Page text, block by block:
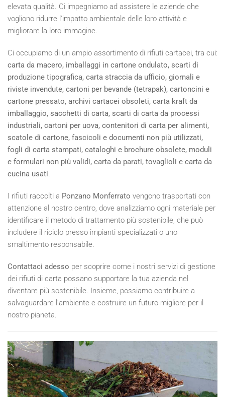
elevata qualità. Ci impegniamo ad assistere le aziende che
vogliono ridurre l'impatto ambientale delle loro attività e
migliorare la loro immagine.
Ci occupiamo di un ampio assortimento di rifiuti cartacei, tra cui:
carta da macero, imballaggi in cartone ondulato, scarti di
produzione tipografica, carta straccia da ufficio, giornali e
riviste invendute, cartoni per bevande (tetrapak), cartoncini e
cartone pressato, archivi cartacei obsoleti, carta kraft da
imballaggio, sacchetti di carta, scarti di carta da processi
industriali, cartoni per uova, contenitori di carta per alimenti,
scatole di cartone, fascicoli e documenti non più utilizzati,
fogli di carta stampati, cataloghi e brochure obsolete, moduli
e formulari non più validi, carta da parati, tovaglioli e carta da
cucina usati.
I rifiuti raccolti a Ponzano Monferrato vengono trasportati con
attenzione al nostro centro, dove analizziamo ogni materiale per
identificare il metodo di trattamento più sostenibile, che può
includere il riciclo presso impianti specializzati o uno
smaltimento responsabile.
Contattaci adesso per scoprire come i nostri servizi di gestione
dei rifiuti di carta possano supportare la tua azienda nel
diventare più sostenibile. Insieme, possiamo contribuire a
salvaguardare l'ambiente e costruire un futuro migliore per il
nostro pianeta.